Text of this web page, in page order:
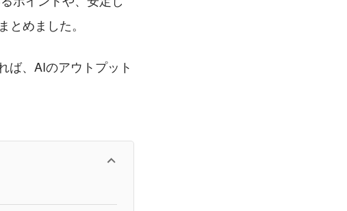
とめました。
ば、AIのアウトプット